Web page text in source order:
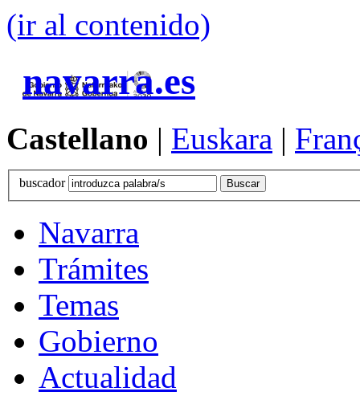
(ir al contenido)
navarra.es
Castellano | Euskara |
buscador
Navarra
Trámites
Temas
Gobierno
Actualidad